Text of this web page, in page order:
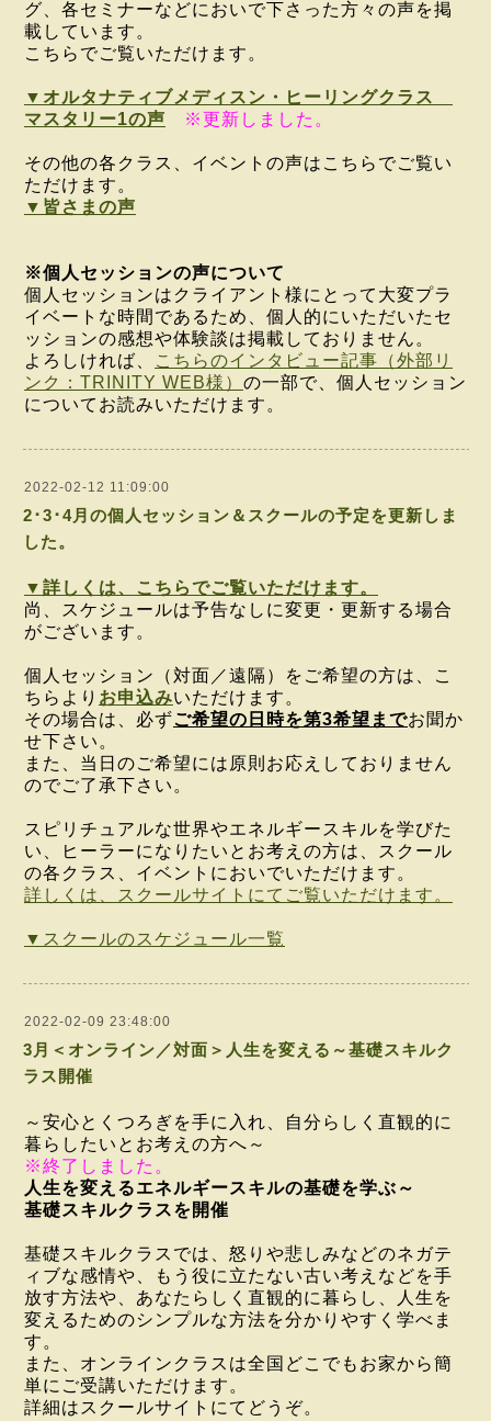
グ、各セミナーなどにおいで下さった方々の声を掲
載しています。
こちらでご覧いただけます。
▼オルタナティブメディスン・ヒーリングクラス
マスタリー1の声
※更新しました。
その他の各クラス、イベントの声はこちらでご覧い
ただけます。
▼皆さまの声
※個人セッションの声について
個人セッションはクライアント様にとって大変プラ
イベートな時間であるため、個人的にいただいたセ
ッションの感想や体験談は掲載しておりません。
よろしければ、
こちらのインタビュー記事（外部リ
ンク：TRINITY WEB様） の一部で、個人セッション
についてお読みいただけます。
2022-02-12 11:09:00
2･3･4月の個人セッション＆スクールの予定を更新しま
した。
▼詳しくは、こちらでご覧いただけます。
尚、スケジュールは予告なしに変更・更新する場合
がございます。
個人セッション（対面／遠隔）をご希望の方は、こ
ちらより お申込みいただけます。
その場合は、必ずご希望の日時を第3希望までお聞か
せ下さい。
また、当日のご希望には原則お応えしておりません
のでご了承下さい。
スピリチュアルな世界やエネルギースキルを学びた
い、ヒーラーになりたいとお考えの方は、スクール
の各クラス、イベントにおいでいただけます。
詳しくは、スクールサイトにてご覧いただけます。
▼スクールのスケジュール一覧
2022-02-09 23:48:00
3月＜オンライン／対面＞人生を変える～基礎スキルク
ラス開催
～安心とくつろぎを手に入れ、自分らしく直観的に
暮らしたいとお考えの方へ～
※終了しました。
人生を変えるエネルギースキルの基礎を学ぶ～
基礎スキルクラスを開催
基礎スキルクラスでは、怒りや悲しみなどのネガテ
ィブな感情や、もう役に立たない古い考えなどを手
放す方法や、あなたらしく直観的に暮らし、人生を
変えるためのシンプルな方法を分かりやすく学べま
す。
また、オンラインクラスは全国どこでもお家から簡
単に ご受講いただけます。
詳細はスクールサイトにてどうぞ。